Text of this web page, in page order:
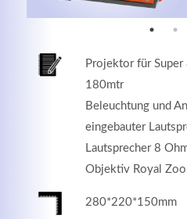
Projektor für
180mtr
Beleuchtung und
eingebauter
Lautsprecher 8
Objektiv Royal
280*220*150mm
Good
Lorem ipsum dolor sit amet,